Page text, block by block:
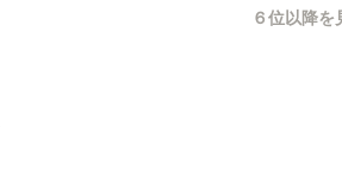
６位以降を